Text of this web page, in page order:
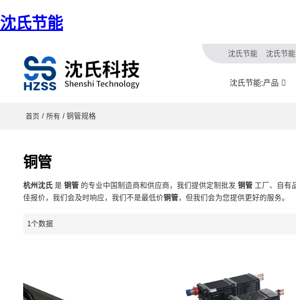
沈氏节能
沈氏节能 沈氏节能
沈氏节能:产品
首页 / 所有 / 铜管规格
铜管
杭州沈氏是 铜管 的专业中国制造商和供应商，我们提供定制批发 铜管 工厂、自有
佳报价，我们会及时响应，我们不是最低价铜管，但我们会为您提供更好的服务。
1个数据